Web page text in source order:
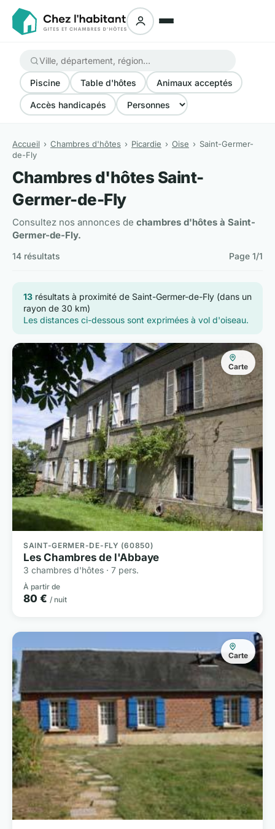
Piscine Table d'hôtes Animaux acceptés
Accès handicapés
Accueil Chambres d'hôtes Picardie Oise
Saint-Germer-
de-Fly
Chambres d'hôtes Saint-
Germer-de-Fly
Consultez nos annonces de chambres d'hôtes à Saint-
Germer-de-Fly.
14 résultats Page 1/1
13 résultats à proximité de Saint-Germer-de-Fly (dans un
rayon de 30 km)
Les distances ci-dessous sont exprimées à vol d'oiseau.
Carte
SAINT-GERMER-DE-FLY (60850)
Les Chambres de l'Abbaye
3 chambres d'hôtes · 7 pers.
À partir de
80 € / nuit
Carte